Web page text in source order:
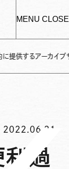
MENU CLOSE
イブサイトです✌ 「
2022.06.21
利過